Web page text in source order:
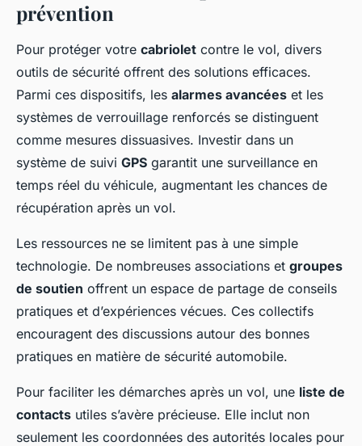
prévention
Pour protéger votre cabriolet contre le vol, divers
outils de sécurité offrent des solutions efficaces.
Parmi ces dispositifs, les alarmes avancées et les
systèmes de verrouillage renforcés se distinguent
comme mesures dissuasives. Investir dans un
système de suivi GPS garantit une surveillance en
temps réel du véhicule, augmentant les chances de
récupération après un vol.
Les ressources ne se limitent pas à une simple
technologie. De nombreuses associations et groupes
de soutien offrent un espace de partage de conseils
pratiques et d’expériences vécues. Ces collectifs
encouragent des discussions autour des bonnes
pratiques en matière de sécurité automobile.
Pour faciliter les démarches après un vol, une liste de
contacts utiles s’avère précieuse. Elle inclut non
seulement les coordonnées des autorités locales pour